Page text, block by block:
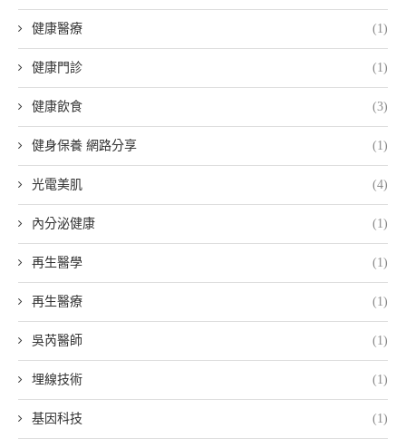
健康醫療 (1)
健康門診 (1)
健康飲食 (3)
健身保養 網路分享 (1)
光電美肌 (4)
內分泌健康 (1)
再生醫學 (1)
再生醫療 (1)
吳芮醫師 (1)
埋線技術 (1)
基因科技 (1)